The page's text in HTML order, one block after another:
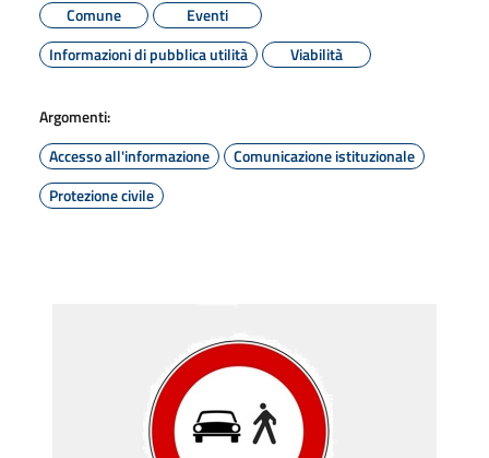
Comune
Eventi
Informazioni di pubblica utilità
Viabilità
Argomenti:
Accesso all'informazione
Comunicazione istituzionale
Protezione civile